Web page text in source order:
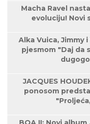
Macha Ravel
evoluciju! Novi
Alka Vuica, Jimmy
pjesmom "Daj da
JACQUES
ponosom